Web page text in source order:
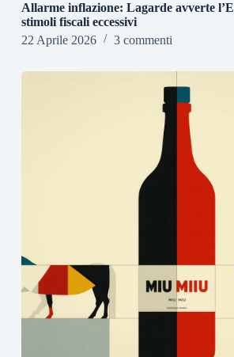
Allarme inflazione: Lagarde avverte
stimoli fiscali eccessivi
22 Aprile 2026
3 commenti